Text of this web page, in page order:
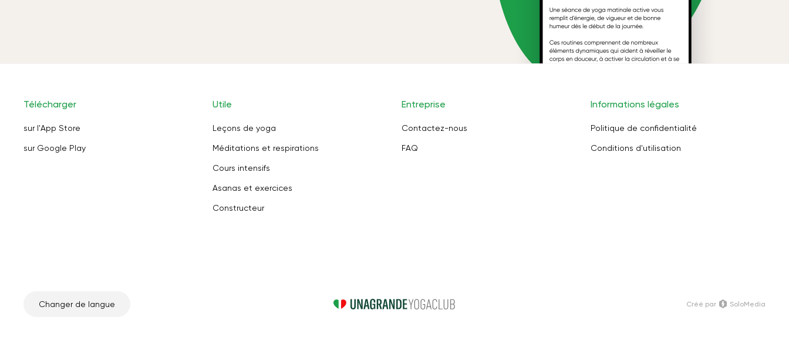
Télécharger
sur l'App Store
sur Google Play
Utile
Leçons de yoga
Méditations et respirations
Cours intensifs
Asanas et exercices
Constructeur
Entreprise
Contactez-nous
FAQ
Informations légales
Politique de confidentialité
Conditions d'utilisation
Changer de langue Créé par SoloMedia